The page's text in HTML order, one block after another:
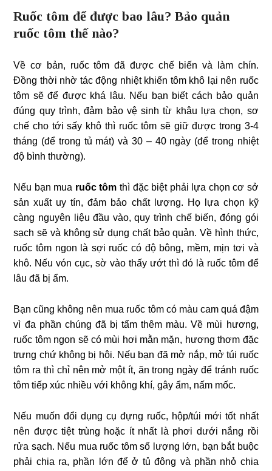
Ruốc tôm để được bao lâu? Bảo quản
ruốc tôm thế nào?
Về cơ bản, ruốc tôm đã được chế biến và làm chín.
Đồng thời nhờ tác động nhiệt khiến tôm khô lại nên ruốc
tôm sẽ để được khá lâu. Nếu bạn biết cách bảo quản
đúng quy trình, đảm bảo vệ sinh từ khâu lựa chọn, sơ
chế cho tới sấy khô thì ruốc tôm sẽ giữ được trong 3-4
tháng (để trong tủ mát) và 30 – 40 ngày (để trong nhiệt
độ bình thường).
Nếu bạn mua ruốc tôm thì đặc biệt phải lựa chọn cơ sở
sản xuất uy tín, đảm bảo chất lượng. Họ lựa chọn kỹ
càng nguyên liệu đầu vào, quy trình chế biến, đóng gói
sạch sẽ và không sử dụng chất bảo quản. Về hình thức,
ruốc tôm ngon là sợi ruốc có độ bông, mềm, mịn tơi và
khô. Nếu vón cục, sờ vào thấy ướt thì đó là ruốc tôm để
lâu đã bị ẩm.
Bạn cũng không nên mua ruốc tôm có màu cam quá đậm
vì đa phần chúng đã bị tẩm thêm màu. Về mùi hương,
ruốc tôm ngon sẽ có mùi hơi mằn mặn, hương thơm đặc
trưng chứ không bị hôi. Nếu bạn đã mở nắp, mở túi ruốc
tôm ra thì chỉ nên mở một ít, ăn trong ngày để tránh ruốc
tôm tiếp xúc nhiều với không khí, gây ẩm, nấm mốc.
Nếu muốn đổi dụng cụ đựng ruốc, hộp/túi mới tốt nhất
nên được tiệt trùng hoặc ít nhất là phơi dưới nắng rồi
rửa sạch. Nếu mua ruốc tôm số lượng lớn, bạn bắt buộc
phải chia ra, phần lớn để ở tủ đông và phần nhỏ chia